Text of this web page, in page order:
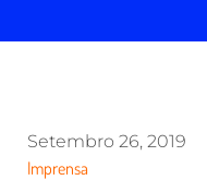
Setembro 26, 2019
Imprensa